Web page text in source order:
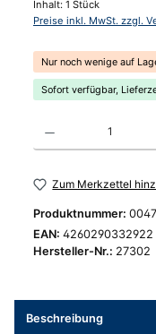
Inhalt: 1 Stück
Preise inkl. MwSt. zzgl.
Nur noch wenige auf
Sofort verfügbar,
Produkt Anzahl: Gib
Zum Merkzettel
Produktnummer:
EAN: 4260290332922
Hersteller-Nr.: 27302
Beschreibung